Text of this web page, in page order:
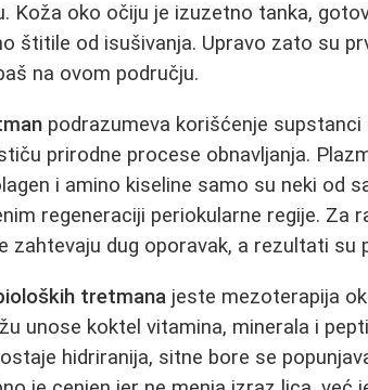
Koža oko očiju je izuzetno tanka,
štitile od isušivanja. Upravo zato su
na ovom području.
podrazumeva korišćenje
prirodne procese obnavljanja.
i amino kiseline samo su neki od
regeneraciji periokularne regije. Za
zahtevaju dug oporavak, a rezultati su
tretmana jeste mezoterapija
unose koktel vitamina, minerala i
hidriranija, sitne bore se